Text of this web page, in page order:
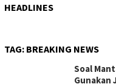
HEADLINES
TAG: BREAKING NEWS
Soal
Gunakan